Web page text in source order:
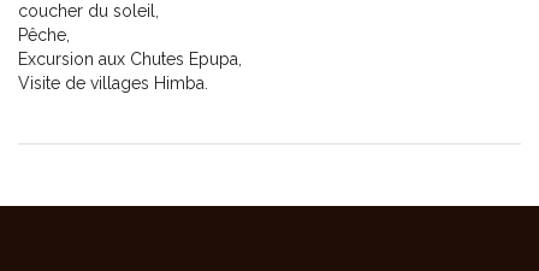
coucher du soleil,
Pêche,
Excursion aux Chutes Epupa,
Visite de villages Himba.